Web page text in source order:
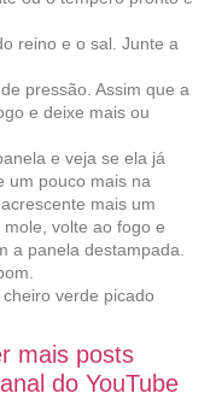
reino e o sal. Junte a
pressão. Assim que a
e deixe mais ou
e veja se ela já
um pouco mais na
mais um
volte ao fogo e
a panela destampada.
verde picado
mais posts
do YouTube